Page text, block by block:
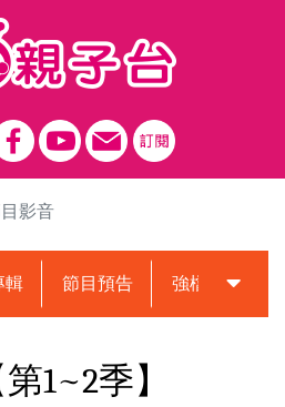
影音
輯 節目預告 強檔動畫預告
1~2季】